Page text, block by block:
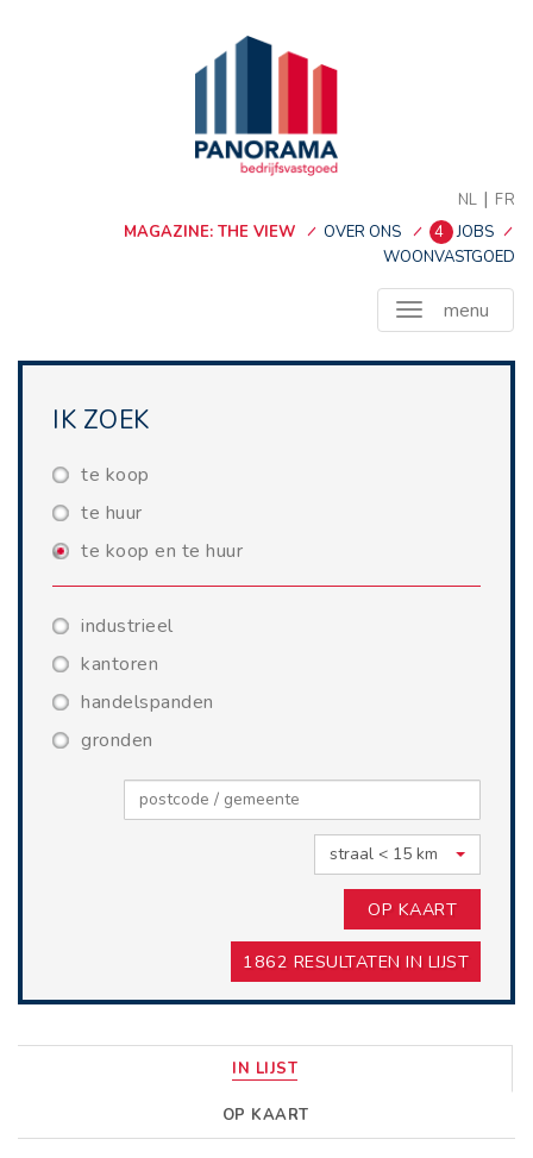
NL | FR
MAGAZINE: THE VIEW
OVER ONS 4 JOBS
WOONVASTGOED
menu
IK ZOEK
te koop
te huur
te koop en te huur
industrieel
kantoren
handelspanden
gronden
straal < 15 km
OP KAART
1862 RESULTATEN IN LIJST
IN LIJST
OP KAART